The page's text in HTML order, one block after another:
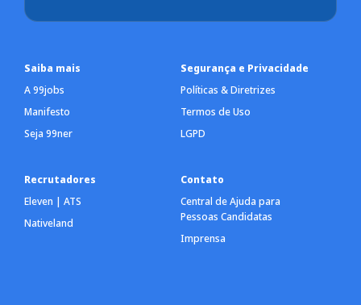
Saiba mais
A 99jobs
Manifesto
Seja 99ner
Segurança e Privacidade
Políticas & Diretrizes
Termos de Uso
LGPD
Recrutadores
Eleven | ATS
Nativeland
Contato
Central de Ajuda para
Pessoas Candidatas
Imprensa